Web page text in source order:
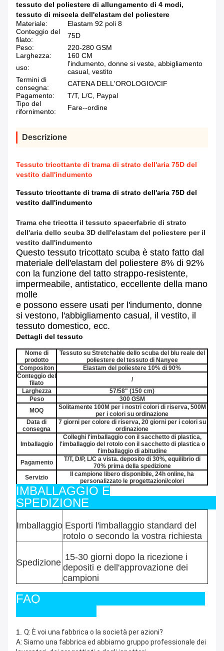
tessuto del poliestere di allungamento di 4 modi,
tessuto di miscela dell'elastam del poliestere
Materiale:
Elastam 92 poli 8
Conteggio del
filato:
75D
Peso:
220-280 GSM
Larghezza:
160 CM
uso:
l'indumento, donne si veste, abbigliamento
casual, vestito
Termini di
consegna:
CATENA DELL'OROLOGIO/CIF
Pagamento:
T/T, L/C, Paypal
Tipo del
rifornimento:
Fare--ordine
Descrizione
Tessuto tricottante di trama di strato dell'aria 75D del
vestito dall'indumento
Tessuto tricottante di trama di strato dell'aria 75D del
vestito dall'indumento
Trama che tricotta il tessuto spacerfabric di strato
dell'aria dello scuba 3D dell'elastam del poliestere per il
vestito dall'indumento
Questo tessuto tricottato scuba è stato fatto dal
materiale dell'elastam del poliestere 8% di 92%
con la funzione del tatto strappo-resistente,
impermeabile, antistatico, eccellente della mano
molle
e possono essere usati per l'indumento, donne
si vestono, l'abbigliamento casual, il vestito, il
tessuto domestico, ecc.
Dettagli del tessuto
Nome di
prodotto
Tessuto su Stretchable dello scuba del blu reale del
poliestere del tessuto di Nanyee
Compositon
Elastam del poliestere 10% di 90%
Conteggio del
filato
/
Larghezza
57/58" (150 cm)
Peso
300 GSM
MOQ
Solitamente 100M per i nostri colori di riserva, 500M
per i colori su ordinazione
Data di
consegna
7 giorni per colore di riserva, 20 giorni per i colori su
ordinazione
Imballaggio
Colleghi l'imballaggio con il sacchetto di plastica,
l'imballaggio del rotolo con il sacchetto di plastica o
l'imballaggio di abitudine
Pagamento
T/T, D/P, L/C a vista. deposito di 30%, equilibrio di
70% prima della spedizione
Servizio
Il campione libero disponibile, 24h online, ha
personalizzato le progettazioni/colori
IMBALLAGGIO E
SPEDIZIONE
Imballaggio Esporti l'imballaggio standard del
rotolo o secondo la vostra richiesta
Spedizione
15-30 giorni dopo la ricezione i
depositi e dell'approvazione dei
campioni
FAQ
1. Q: È voi una fabbrica o la società per azioni?
A: Siamo una fabbrica ed abbiamo gruppo professionale dei